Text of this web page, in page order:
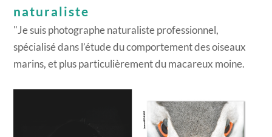
naturaliste
"Je suis photographe naturaliste professionnel,
spécialisé dans l’étude du comportement des oiseaux
marins, et plus particulièrement du macareux moine.